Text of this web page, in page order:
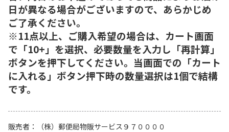
日が異なる場合がございますので、あらかじめ
ご了承ください。
※11点以上、ご購入希望の場合は、カート画面
で「10+」を選択、必要数量を入力し「再計算」
ボタンを押下してください。当画面での「カート
に入れる」ボタン押下時の数量選択は1個で結構
です。
販売者
（株）郵便局物販サービス９７００００